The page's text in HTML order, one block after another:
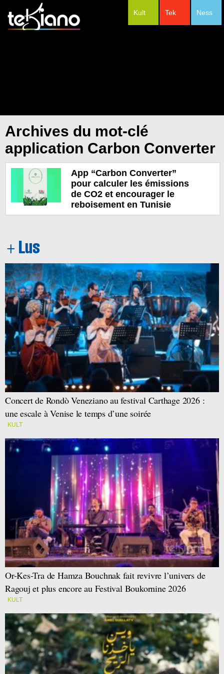
Ness
Tek
Kult
Archives du mot-clé
application Carbon Converter
App “Carbon Converter”
pour calculer les émissions
de CO2 et encourager le
reboisement en Tunisie
Concert de Rondò Veneziano au festival Carthage 2026 :
une escale à Venise le temps d’une soirée
KULT
Or-Kes-Tra de Hamza Bouchnak fait revivre l’univers de
Ragouj et plus encore au Festival Boukornine 2026
KULT